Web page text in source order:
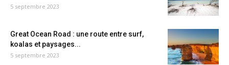
5 septembre 2023
Great Ocean Road : une route entre surf,
koalas et paysages...
5 septembre 2023